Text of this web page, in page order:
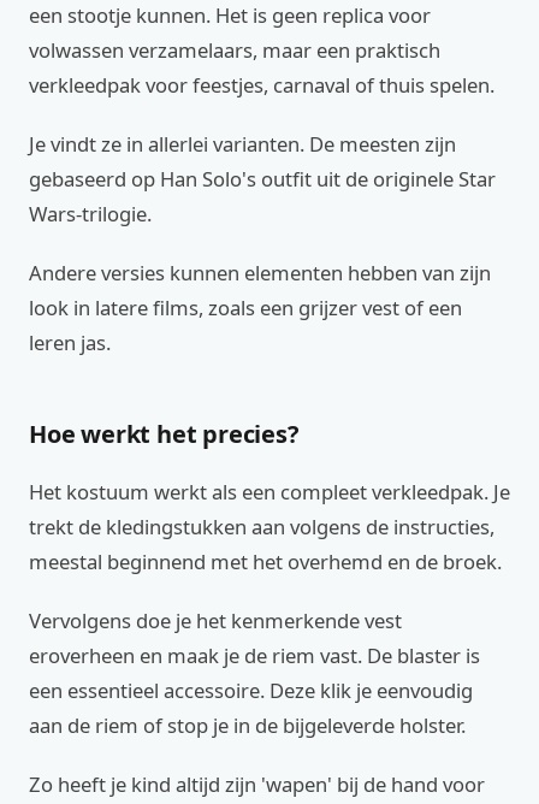
een stootje kunnen. Het is geen replica voor
volwassen verzamelaars, maar een praktisch
verkleedpak voor feestjes, carnaval of thuis spelen.
Je vindt ze in allerlei varianten. De meesten zijn
gebaseerd op Han Solo's outfit uit de originele Star
Wars-trilogie.
Andere versies kunnen elementen hebben van zijn
look in latere films, zoals een grijzer vest of een
leren jas.
Hoe werkt het precies?
Het kostuum werkt als een compleet verkleedpak. Je
trekt de kledingstukken aan volgens de instructies,
meestal beginnend met het overhemd en de broek.
Vervolgens doe je het kenmerkende vest
eroverheen en maak je de riem vast. De blaster is
een essentieel accessoire. Deze klik je eenvoudig
aan de riem of stop je in de bijgeleverde holster.
Zo heeft je kind altijd zijn 'wapen' bij de hand voor